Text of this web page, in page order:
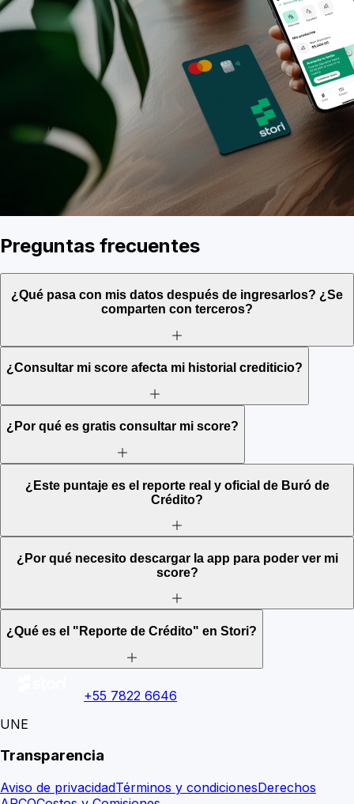
Preguntas frecuentes
¿Qué pasa con mis datos después de ingresarlos? ¿Se
comparten con terceros?
¿Consultar mi score afecta mi historial crediticio?
¿Por qué es gratis consultar mi score?
¿Este puntaje es el reporte real y oficial de Buró de
Crédito?
¿Por qué necesito descargar la app para poder ver mi
score?
¿Qué es el "Reporte de Crédito" en Stori?
+55 7822 6646
UNE
Transparencia
Aviso de privacidadTérminos y condicionesDerechos